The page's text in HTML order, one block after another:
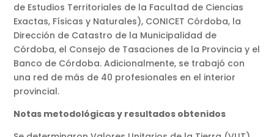
de Estudios Territoriales de la Facultad de Ciencias
Exactas, Físicas y Naturales), CONICET Córdoba, la
Dirección de Catastro de la Municipalidad de
Córdoba, el Consejo de Tasaciones de la Provincia y el
Banco de Córdoba. Adicionalmente, se trabajó con
una red de más de 40 profesionales en el interior
provincial.
Notas metodológicas y resultados obtenidos